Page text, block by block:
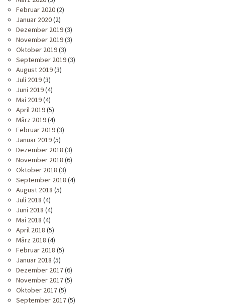
Februar 2020(2)
Januar 2020(2)
Dezember 2019(3)
November 2019(3)
Oktober 2019(3)
September 2019(3)
August 2019(3)
Juli 2019(3)
Juni 2019(4)
Mai 2019(4)
April 2019(5)
März 2019(4)
Februar 2019(3)
Januar 2019(5)
Dezember 2018 (3)
November 2018 (6)
Oktober 2018 (3)
September 2018 (4)
August 2018 (5)
Juli 2018 (4)
Juni 2018 (4)
Mai 2018 (4)
April 2018 (5)
März 2018 (4)
Februar 2018 (5)
Januar 2018 (5)
Dezember 2017(6)
November 2017(5)
Oktober 2017(5)
September 2017(5)